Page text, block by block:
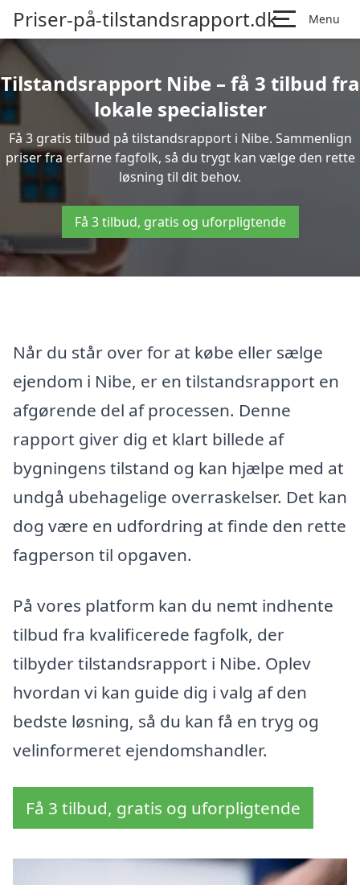
Priser-på-tilstandsrapport.dk Menu
Tilstandsrapport Nibe – få 3 tilbud fra
lokale specialister
Få 3 gratis tilbud på tilstandsrapport i Nibe. Sammenlign
priser fra erfarne fagfolk, så du trygt kan vælge den rette
løsning til dit behov.
Få 3 tilbud, gratis og uforpligtende
Når du står over for at købe eller sælge
ejendom i Nibe, er en tilstandsrapport en
afgørende del af processen. Denne
rapport giver dig et klart billede af
bygningens tilstand og kan hjælpe med at
undgå ubehagelige overraskelser. Det kan
dog være en udfordring at finde den rette
fagperson til opgaven.
På vores platform kan du nemt indhente
tilbud fra kvalificerede fagfolk, der
tilbyder tilstandsrapport i Nibe. Oplev
hvordan vi kan guide dig i valg af den
bedste løsning, så du kan få en tryg og
velinformeret ejendomshandler.
Få 3 tilbud, gratis og uforpligtende